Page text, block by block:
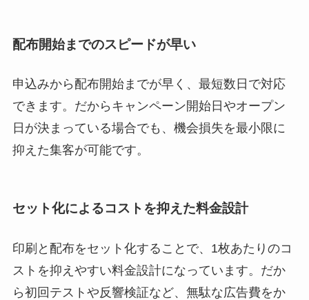
配布開始までのスピードが早い
申込みから配布開始までが早く、最短数日で対応
できます。だからキャンペーン開始日やオープン
日が決まっている場合でも、機会損失を最小限に
抑えた集客が可能です。
セット化によるコストを抑えた料金設計
印刷と配布をセット化することで、1枚あたりのコ
ストを抑えやすい料金設計になっています。だか
ら初回テストや反響検証など、無駄な広告費をか